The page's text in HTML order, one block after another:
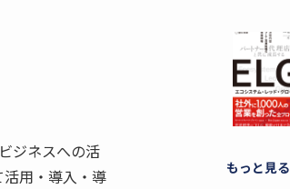
ジネスへの活
用・導入・導
もっと見る